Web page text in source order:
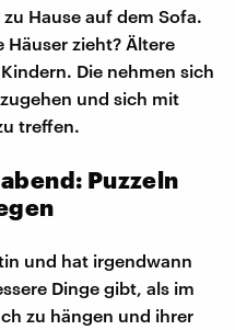
Hause auf dem Sofa.
Häuser zieht? Ältere
Die nehmen sich
und sich mit
treffen.
Puzzeln
und hat irgendwann
Dinge gibt, als im
zu hängen und ihrer